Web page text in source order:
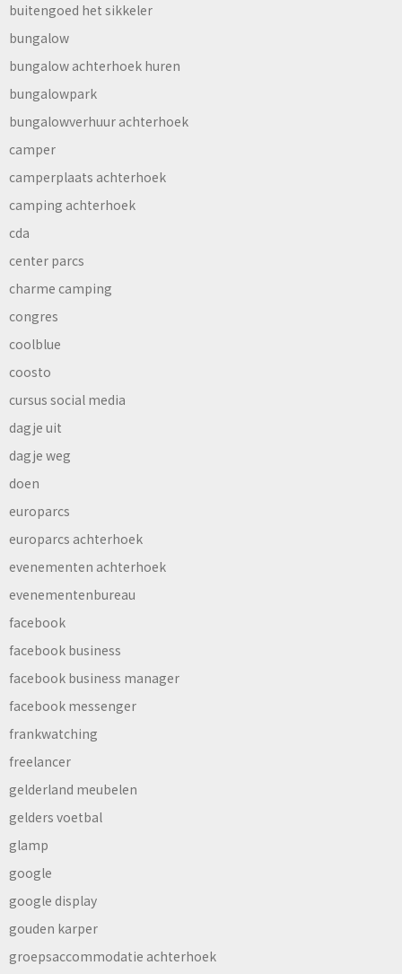
buitengoed het sikkeler
bungalow
bungalow achterhoek huren
bungalowpark
bungalowverhuur achterhoek
camper
camperplaats achterhoek
camping achterhoek
cda
center parcs
charme camping
congres
coolblue
coosto
cursus social media
dagje uit
dagje weg
doen
europarcs
europarcs achterhoek
evenementen achterhoek
evenementenbureau
facebook
facebook business
facebook business manager
facebook messenger
frankwatching
freelancer
gelderland meubelen
gelders voetbal
glamp
google
google display
gouden karper
groepsaccommodatie achterhoek